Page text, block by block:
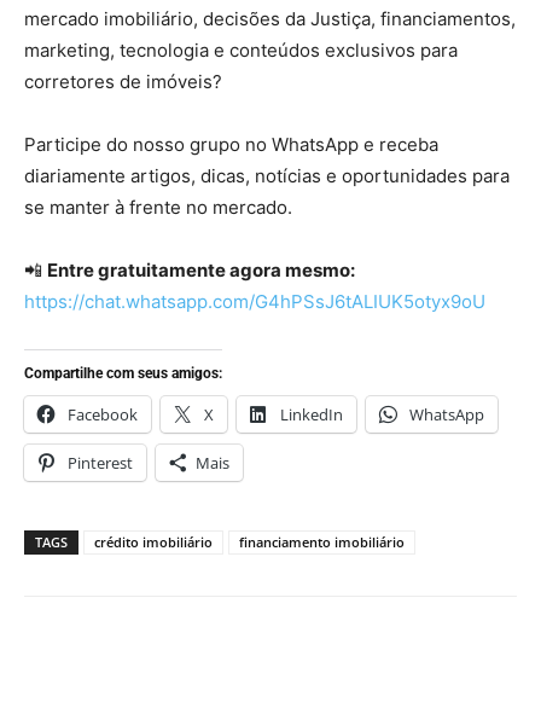
mercado imobiliário, decisões da Justiça, financiamentos,
marketing, tecnologia e conteúdos exclusivos para
corretores de imóveis?
Participe do nosso grupo no WhatsApp e receba
diariamente artigos, dicas, notícias e oportunidades para
se manter à frente no mercado.
📲 Entre gratuitamente agora mesmo:
https://chat.whatsapp.com/G4hPSsJ6tALIUK5otyx9oU
Compartilhe com seus amigos:
Facebook X LinkedIn WhatsApp
Pinterest Mais
TAGS crédito imobiliário financiamento imobiliário